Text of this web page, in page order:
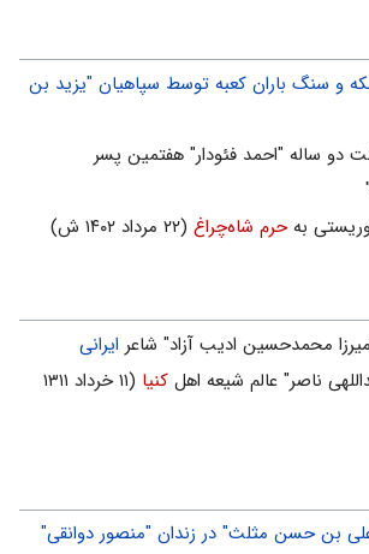
و سنگ باران کعبه توسط سپاهیان "یزید بن
دو ساله‏ "احمد فئودار" هفتمین پسر
حرم شاه‌چراغ(۲۲ مرداد ۱۴۰۲ ش)
ایرانی
کنیا
(۱۱ خرداد ۱۳۱۱
بن حسن مثلث" در زندان "منصور دوانقی"